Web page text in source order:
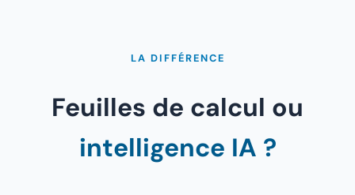
LA DIFFÉRENCE
Feuilles de calcul ou
intelligence IA ?